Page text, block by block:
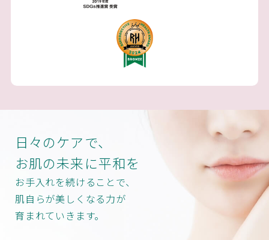
日々のケアで、
お肌の未来に平和を
お手入れを続けることで、
肌自らが美しくなる力が
育まれていきます。